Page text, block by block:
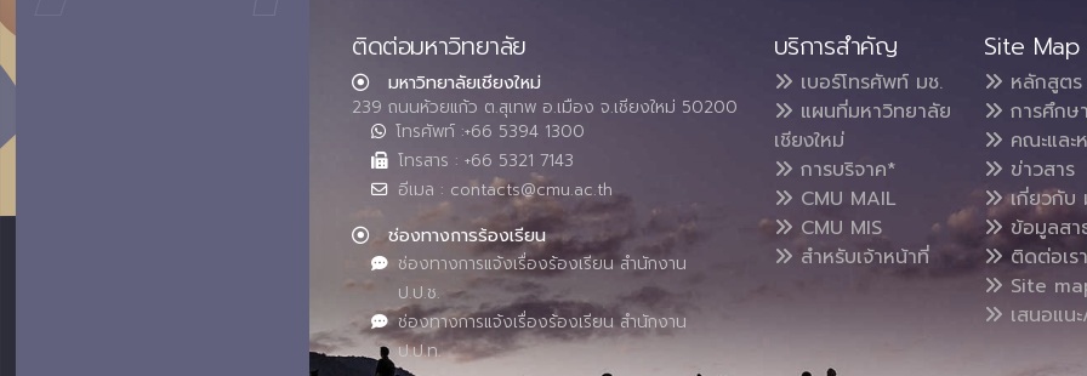
ติดต่อมหาวิทยาลัย
มหาวิทยาลัยเชียงใหม่
239 ถนนห้วยแก้ว ต.สุเทพ อ.เมือง จ.เชียงใหม่ 50200
โทรศัพท์ :+66 5394 1300
โทรสาร : +66 5321 7143
อีเมล : contacts@cmu.ac.th
ช่องทางการร้องเรียน
ช่องทางการแจ้งเรื่องร้องเรียน สำนักงาน
ป.ป.ช.
ช่องทางการแจ้งเรื่องร้องเรียน สำนักงาน
ป.ป.ท.
บริการสำคัญ
เบอร์โทรศัพท์ มช.
แผนที่มหาวิทยาลัย
เชียงใหม่
การบริจาค*
CMU MAIL
CMU MIS
สำหรับเจ้าหน้าที่
Site Map
หลักสูตร
การศึกษ
คณะและ
ข่าวสาร
เกี่ยวกับ
ข้อมูลสา
ติดต่อเร
Site
เสนอแน